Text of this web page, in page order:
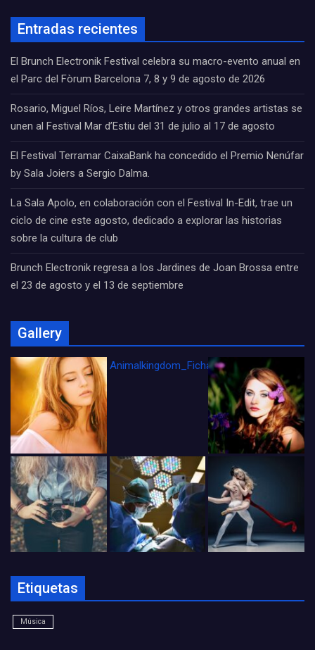
Entradas recientes
El Brunch Electronik Festival celebra su macro-evento anual en
el Parc del Fòrum Barcelona 7, 8 y 9 de agosto de 2026
Rosario, Miguel Ríos, Leire Martínez y otros grandes artistas se
unen al Festival Mar d’Estiu del 31 de julio al 17 de agosto
El Festival Terramar CaixaBank ha concedido el Premio Nenúfar
by Sala Joiers a Sergio Dalma.
La Sala Apolo, en colaboración con el Festival In-Edit, trae un
ciclo de cine este agosto, dedicado a explorar las historias
sobre la cultura de club
Brunch Electronik regresa a los Jardines de Joan Brossa entre
el 23 de agosto y el 13 de septiembre
Gallery
Animalkingdom_FichaCine
Etiquetas
Música